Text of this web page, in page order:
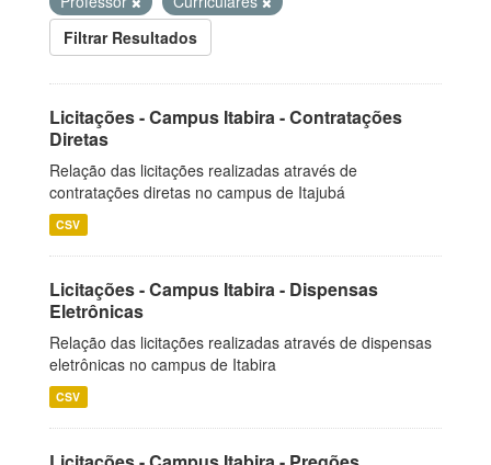
Filtrar Resultados
Licitações - Campus Itabira - Contratações
Diretas
Relação das licitações realizadas através de
contratações diretas no campus de Itajubá
CSV
Licitações - Campus Itabira - Dispensas
Eletrônicas
Relação das licitações realizadas através de dispensas
eletrônicas no campus de Itabira
CSV